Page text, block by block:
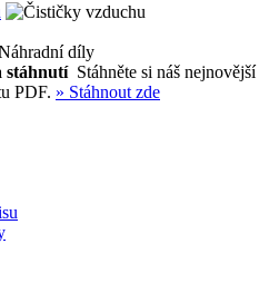
stáhnutí Stáhněte si náš nejnovější
PDF. » Stáhnout zde